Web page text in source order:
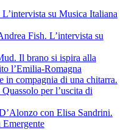
su Musica Italiana
Fish. L’intervista su
Il brano si ispira alla
l’Emilia-Romagna
in compagnia di una chitarra.
per l’uscita di
con Elisa Sandrini.
Emergente